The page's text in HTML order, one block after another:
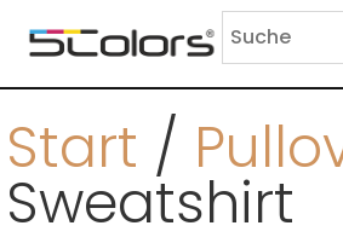
Start /
Sweatshirt